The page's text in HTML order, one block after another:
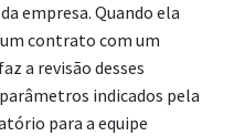
empresa. Quando ela
contrato com um
a revisão desses
indicados pela
para a equipe